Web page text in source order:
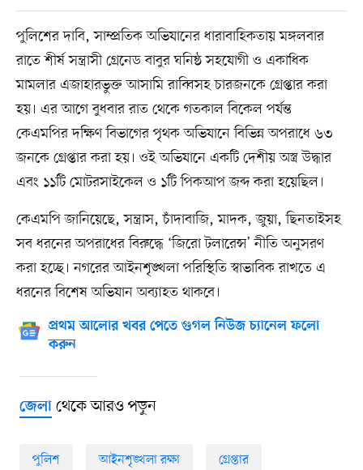
পুলিশের দাবি, সাম্প্রতিক অভিযানের ধারাবাহিকতায় মঙ্গলবার
রাতে শীর্ষ সন্ত্রাসী গ্রেনেড বাবুর ঘনিষ্ঠ সহযোগী ও একাধিক
মামলার এজাহারভুক্ত আসামি রাব্বিসহ চারজনকে গ্রেপ্তার করা
হয়। এর আগে বুধবার রাত থেকে গতকাল বিকেল পর্যন্ত
কেএমপির দক্ষিণ বিভাগের পৃথক অভিযানে বিভিন্ন অপরাধে ৬৩
জনকে গ্রেপ্তার করা হয়। ওই অভিযানে একটি দেশীয় অস্ত্র উদ্ধার
এবং ১১টি মোটরসাইকেল ও ১টি পিকআপ জব্দ করা হয়েছিল।
কেএমপি জানিয়েছে, সন্ত্রাস, চাঁদাবাজি, মাদক, জুয়া, ছিনতাইসহ
সব ধরনের অপরাধের বিরুদ্ধে ‘জিরো টলারেন্স’ নীতি অনুসরণ
করা হচ্ছে। নগরের আইনশৃঙ্খলা পরিস্থিতি স্বাভাবিক রাখতে এ
ধরনের বিশেষ অভিযান অব্যাহত থাকবে।
প্রথম আলোর খবর পেতে গুগল নিউজ চ্যানেল ফলো
করুন
জেলাথেকে আরও পড়ুন
পুলিশ আইনশৃঙ্খলা রক্ষা গ্রেপ্তার